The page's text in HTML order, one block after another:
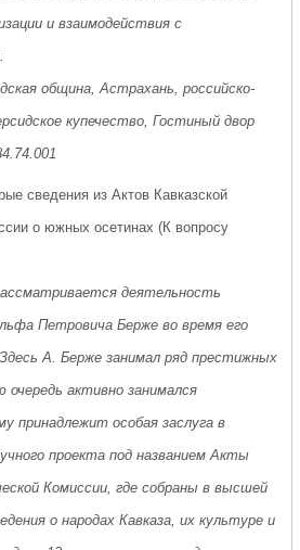
и взаимодействия с
община, Астрахань, российско-
купечество, Гостиный двор
сведения из Актов Кавказской
о южных осетинах (К вопросу
деятельность
Петровича Берже во время его
А. Берже занимал ряд престижных
активно занимался
принадлежит особая заслуга в
проекта под названием Акты
Комиссии, где собраны в высшей
о народах Кавказа, их культуре и